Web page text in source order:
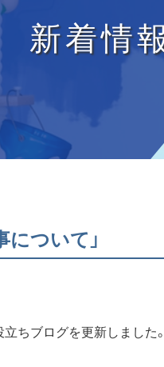
新着情
について」
立ちブログを更新しました。